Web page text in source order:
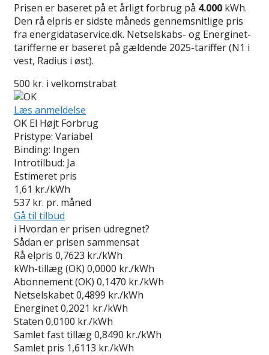
Prisen er baseret på et årligt forbrug på 4.000 kWh.
Den rå elpris er sidste måneds gennemsnitlige pris
fra energidataservice.dk. Netselskabs- og Energinet-
tarifferne er baseret på gældende 2025-tariffer (N1 i
vest, Radius i øst).
500 kr. i velkomstrabat
Læs anmeldelse
OK El Højt Forbrug
Pristype: Variabel
Binding: Ingen
Introtilbud: Ja
Estimeret pris
1,61 kr./kWh
537 kr. pr. måned
Gå til tilbud
i Hvordan er prisen udregnet?
Sådan er prisen sammensat
Rå elpris 0,7623 kr./kWh
kWh-tillæg (OK) 0,0000 kr./kWh
Abonnement (OK) 0,1470 kr./kWh
Netselskabet0,4899 kr./kWh
Energinet0,2021 kr./kWh
Staten 0,0100 kr./kWh
Samlet fast tillæg0,8490 kr./kWh
Samlet pris 1,6113 kr./kWh